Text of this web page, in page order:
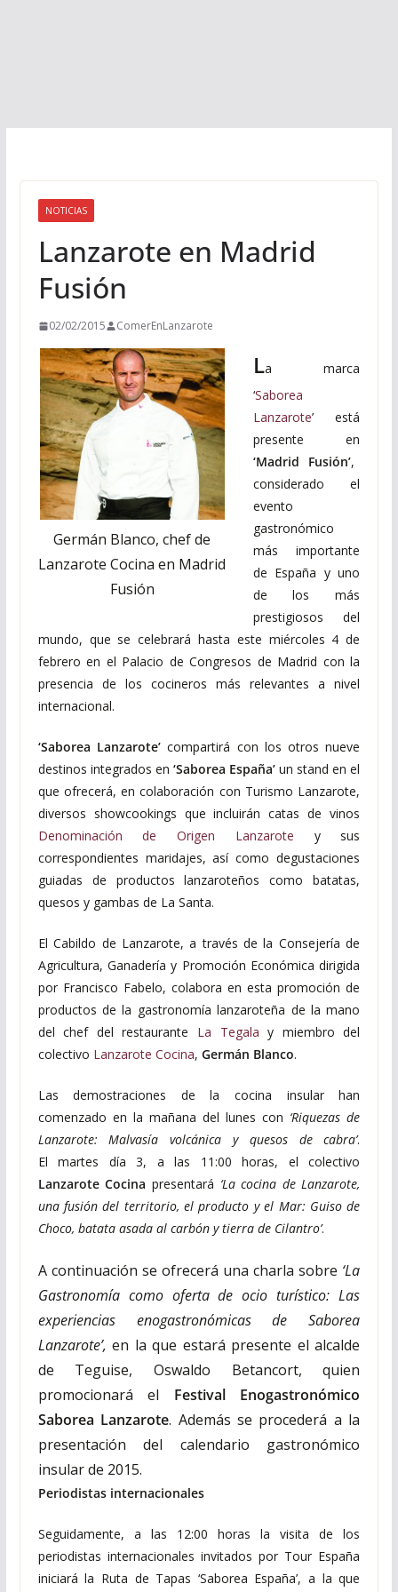
NOTICIAS
Lanzarote en Madrid
Fusión
02/02/2015 ComerEnLanzarote
Germán Blanco, chef de
Lanzarote Cocina en Madrid
Fusión
La marca
‘Saborea
Lanzarote’ está
presente en
‘Madrid Fusión’,
considerado el
evento
gastronómico
más importante
de España y uno
de los más
prestigiosos del
mundo, que se celebrará hasta este miércoles 4 de
febrero en el Palacio de Congresos de Madrid con la
presencia de los cocineros más relevantes a nivel
internacional.
‘Saborea Lanzarote’compartirá con los otros nueve
destinos integrados en ‘Saborea España’ un stand en el
que ofrecerá, en colaboración con Turismo Lanzarote,
diversos showcookings que incluirán catas de vinos
Denominación de Origen Lanzarote y sus
correspondientes maridajes, así como degustaciones
guiadas de productos lanzaroteños como batatas,
quesos y gambas de La Santa.
El Cabildo de Lanzarote, a través de la Consejería de
Agricultura, Ganadería y Promoción Económica dirigida
por Francisco Fabelo, colabora en esta promoción de
productos de la gastronomía lanzaroteña de la mano
del chef del restaurante La Tegala y miembro del
colectivo Lanzarote Cocina, Germán Blanco.
Las demostraciones de la cocina insular han
comenzado en la mañana del lunes con ‘Riquezas de
Lanzarote: Malvasía volcánica y quesos de cabra’.
El martes día 3, a las 11:00 horas, el colectivo
Lanzarote Cocina presentará ‘La cocina de Lanzarote,
una fusión del territorio, el producto y el Mar: Guiso de
Choco, batata asada al carbón y tierra de Cilantro’.
A continuación se ofrecerá una charla sobre ‘La
Gastronomía como oferta de ocio turístico: Las
experiencias enogastronómicas de Saborea
Lanzarote’, en la que estará presente el alcalde
de Teguise, Oswaldo Betancort, quien
promocionará el Festival Enogastronómico
Saborea Lanzarote. Además se procederá a la
presentación del calendario gastronómico
insular de 2015.
Periodistas internacionales
Seguidamente, a las 12:00 horas la visita de los
periodistas internacionales invitados por Tour España
iniciará la Ruta de Tapas ‘Saborea España’, a la que